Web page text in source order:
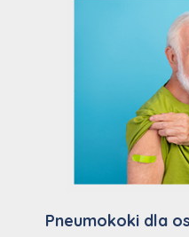
Pneumokoki dla